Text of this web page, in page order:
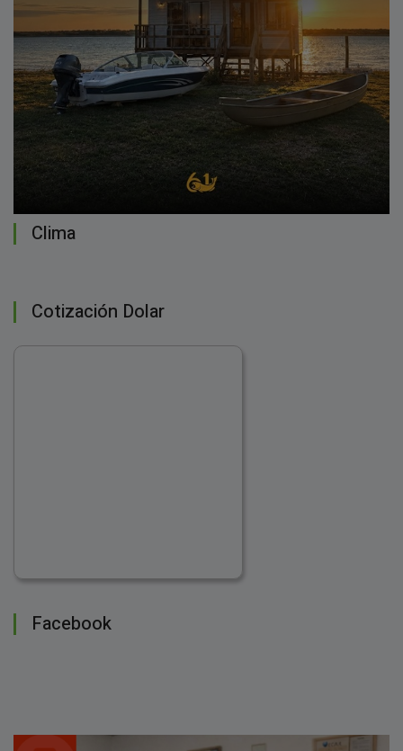
Clima
Cotización Dolar
Facebook